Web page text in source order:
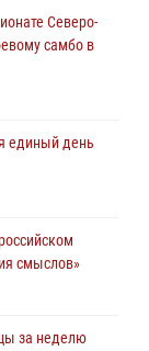
Северо-
самбо в
единый день
смыслов»
за неделю